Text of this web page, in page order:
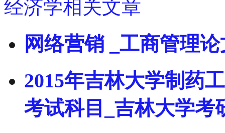
经济学相关文章
网络营销 _工商管理
2015年吉林大学制药
考试科目_吉林大学考